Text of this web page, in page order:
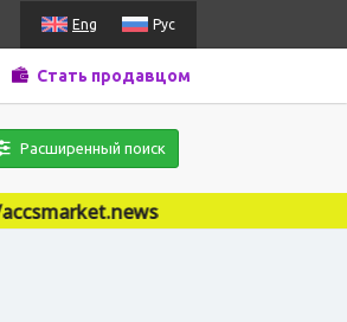
Eng Рус
Стать продавцом
Расширенный поиск